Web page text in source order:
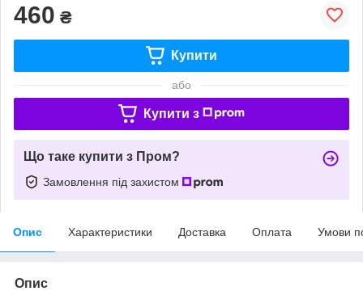
460 ₴
Купити
або
Купити з
Що таке купити з Пром?
Замовлення під захистом
Опис Характеристики Доставка Оплата Умови
Опис